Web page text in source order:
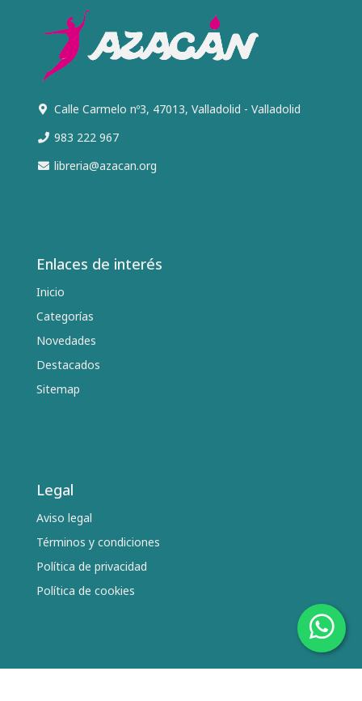
Calle Carmelo nº3, 47013, Valladolid - Valladolid
983 222 967
libreria@azacan.org
Enlaces de interés
Inicio
Categorías
Novedades
Destacados
Sitemap
Legal
Aviso legal
Términos y condiciones
Política de privacidad
Política de cookies